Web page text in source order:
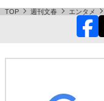
TOP 週刊文春 エンタメ